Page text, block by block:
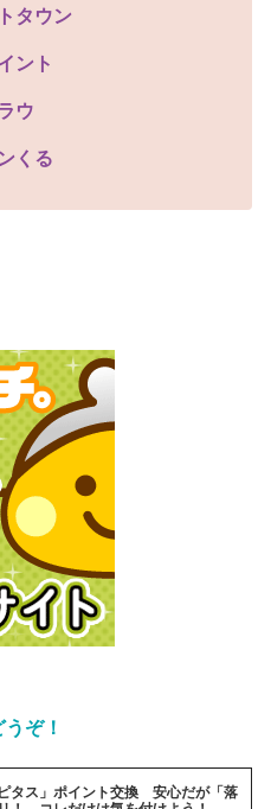
タウン
ント
ウ
くる
ぞ！
タス」ポイント交換 安心だが「落